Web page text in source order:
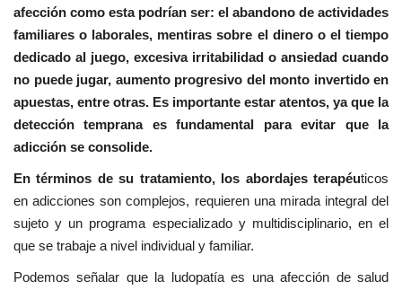
afección como esta podrían ser: el abandono de actividades
familiares o laborales, mentiras sobre el dinero o el tiempo
dedicado al juego, excesiva irritabilidad o ansiedad cuando
no puede jugar, aumento progresivo del monto invertido en
apuestas, entre otras. Es importante estar atentos, ya que la
detección temprana es fundamental para evitar que la
adicción se consolide.
En términos de su tratamiento, los abordajes terapéuticos
en adicciones son complejos, requieren una mirada integral del
sujeto y un programa especializado y multidisciplinario, en el
que se trabaje a nivel individual y familiar.
Podemos señalar que la ludopatía es una afección de salud